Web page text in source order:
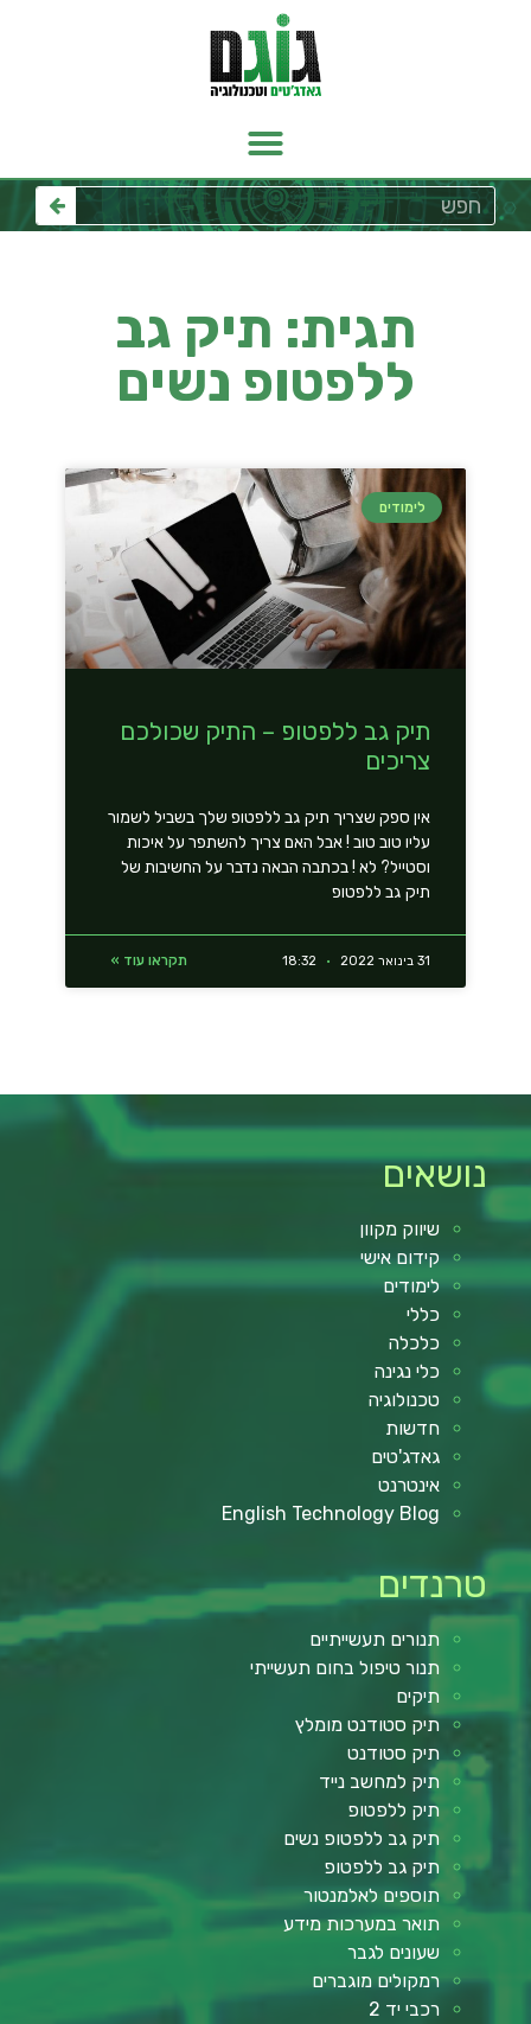
תגית: תיק גב
ללפטופ נשים
לימודים
תיק גב ללפטופ – התיק שכולכם
צריכים
אין ספק שצריך תיק גב ללפטופ שלך בשביל לשמור
עליו טוב טוב ! אבל האם צריך להשתפר על איכות
וסטייל? לא ! בכתבה הבאה נדבר על החשיבות של
תיק גב ללפטופ
תקראו עוד » 31 בינואר 2022
נושאים
שיווק מקוון
קידום אישי
לימודים
כללי
כלכלה
כלי נגינה
טכנולוגיה
חדשות
גאדג'טים
אינטרנט
English Technology Blog
טרנדים
תנורים תעשייתיים
תנור טיפול בחום תעשייתי
תיקים
תיק סטודנט מומלץ
תיק סטודנט
תיק למחשב נייד
תיק ללפטופ
תיק גב ללפטופ נשים
תיק גב ללפטופ
תוספים לאלמנטור
תואר במערכות מידע
שעונים לגבר
רמקולים מוגברים
רכבי יד 2